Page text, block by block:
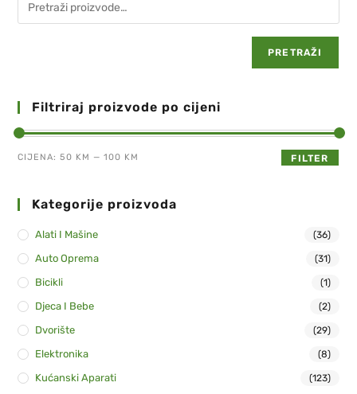
PRETRAŽI
Filtriraj proizvode po cijeni
FILTER
CIJENA:50 KM —100 KM
Kategorije proizvoda
Alati I Mašine (36)
Auto Oprema (31)
Bicikli (1)
Djeca I Bebe (2)
Dvorište (29)
Elektronika (8)
Kućanski Aparati (123)